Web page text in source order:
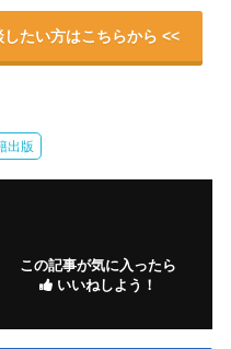
たい方はこちらから <<
出版
この記事が気に入ったら
いいねしよう！